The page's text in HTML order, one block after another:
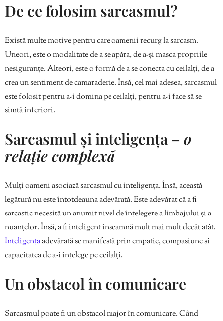
De ce folosim sarcasmul?
Există multe motive pentru care oamenii recurg la sarcasm.
Uneori, este o modalitate de a se apăra, de a-și masca propriile
nesiguranțe. Alteori, este o formă de a se conecta cu ceilalți, de a
crea un sentiment de camaraderie. Însă, cel mai adesea, sarcasmul
este folosit pentru a-i domina pe ceilalți, pentru a-i face să se
simtă inferiori.
Sarcasmul și inteligența – o
relație complexă
Mulți oameni asociază sarcasmul cu inteligența. Însă, această
legătură nu este întotdeauna adevărată. Este adevărat că a fi
sarcastic necesită un anumit nivel de înțelegere a limbajului și a
nuanțelor. Însă, a fi inteligent înseamnă mult mai mult decât atât.
Inteligențaadevărată se manifestă prin empatie, compasiune și
capacitatea de a-i înțelege pe ceilalți.
Un obstacol în comunicare
Sarcasmul poate fi un obstacol major în comunicare. Când